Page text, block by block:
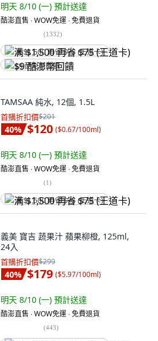
明天 8/10 (一) 預計送達
酷澎直售 ∙ WOW免運 ∙ 免費退貨
(1332)
满 $1,500 再省 $75 (王道卡)
$9 酷澎幣回饋
TAMSAA 純水, 12個, 1.5L
首購折扣價$201
40% $120 ($0.67/100ml)
明天 8/10 (一) 預計送達
酷澎直售 ∙ WOW免運 ∙ 免費退貨
(1)
满 $1,500 再省 $75 (王道卡)
義美 寶吉 蔬果汁 蘋果柳橙, 125ml,
24入
首購折扣價$299
40% $179 ($5.97/100ml)
明天 8/10 (一) 預計送達
酷澎直售 ∙ WOW免運 ∙ 免費退貨
(443)